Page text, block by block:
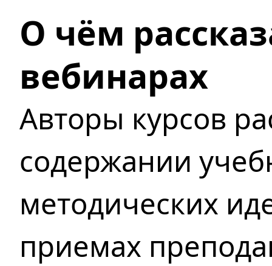
О чём
вебинарах
Авторы курсов
содержании
методических
приемах